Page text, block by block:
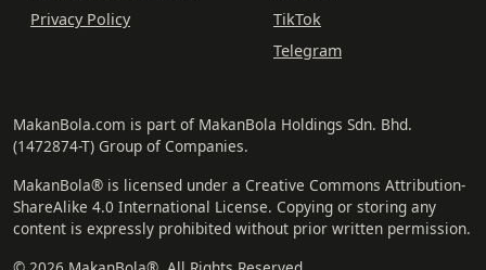
Privacy Policy
TikTok
Telegram
MakanBola.com is part of MakanBola Holdings Sdn. Bhd.
(1472874-T) Group of Companies.
MakanBola® is licensed under a Creative Commons Attribution-
ShareAlike 4.0 International License. Copying or storing any
content is expressly prohibited without prior written permission.